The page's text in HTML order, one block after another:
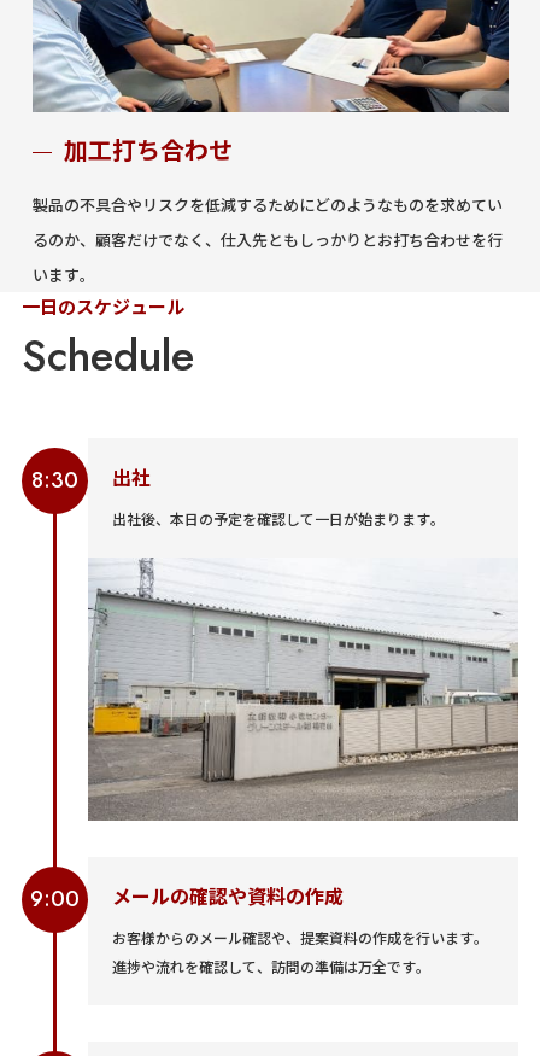
加工打ち合わせ
製品の不具合やリスクを低減するためにどのようなものを求めてい
るのか、顧客だけでなく、仕入先ともしっかりとお打ち合わせを行
います。
一日のスケジュール
8:30 出社
出社後、本日の予定を確認して一日が始まります。
9:00 メールの確認や資料の作成
お客様からのメール確認や、提案資料の作成を行います。
進捗や流れを確認して、訪問の準備は万全です。